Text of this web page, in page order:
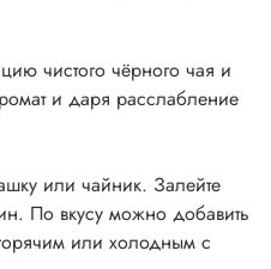
чистого чёрного чая и
и даря расслабление
или чайник. Залейте
По вкусу можно добавить
или холодным с